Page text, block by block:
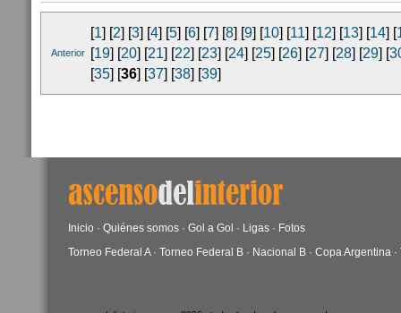
Anterior
[1] [2] [3] [4] [5] [6] [7] [8] [9] [10] [11] [12] [13] [14] [
[19] [20] [21] [22] [23] [24] [25] [26] [27] [28] [29] [
[35] [36] [37] [38] [39]
Inicio · Quiénes somos · Gol a Gol · Ligas · Fotos
Torneo Federal A· Torneo Federal B · Nacional B · Copa Argentina ·